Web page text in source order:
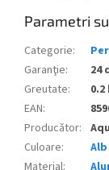
Parametri
Categorie:
Garanţie:
24
Greutate:
0.2
EAN:
Producător:
Culoare:
Alb
Material: